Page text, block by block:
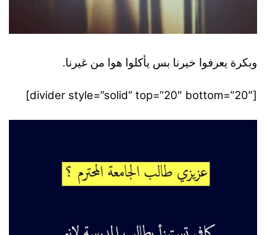
وبكرة يعرفوا خيرنا بس يأكلوا هوا من غيرنا.
[divider style=”solid” top=”20″ bottom=”20″]